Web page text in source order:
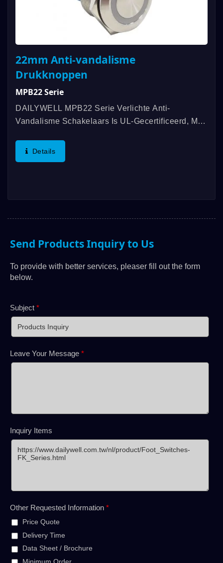
22mm Anti-vandalisme
Drukknoppen
MPB22 Serie
DAILYWELL MPB22 Serie Verlichte Anti-
Vandalisme Schakelaars Is UL-Gecertificeerd, Met
Deze Schakelaars Voldoen Aan De IP67-Normen
En Hebben Een Lange Levensduur...
Details